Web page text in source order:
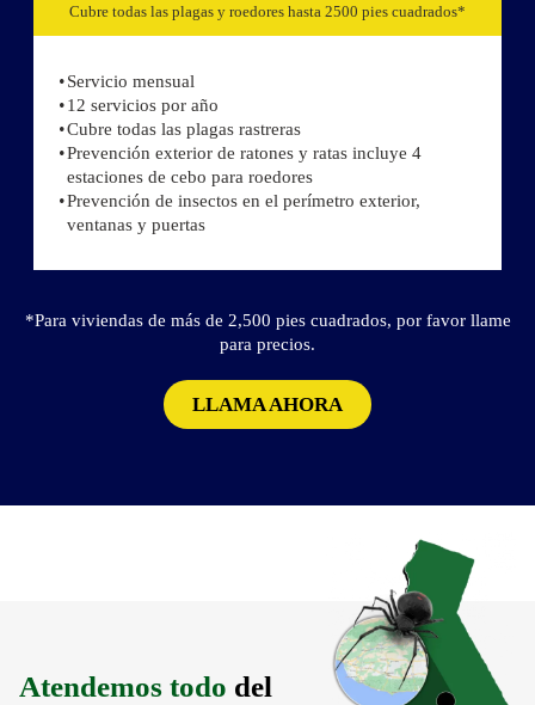
Cubre todas las plagas y roedores hasta 2500 pies cuadrados*
Servicio mensual
12 servicios por año
Cubre todas las plagas rastreras
Prevención exterior de ratones y ratas incluye 4
estaciones de cebo para roedores
Prevención de insectos en el perímetro exterior,
ventanas y puertas
*Para viviendas de más de 2,500 pies cuadrados, por favor llame
para precios.
LLAMA AHORA
Atendemos todo del